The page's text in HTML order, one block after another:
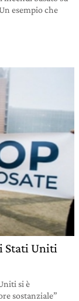
esempio che
Stati Uniti
si è
sostanziale”